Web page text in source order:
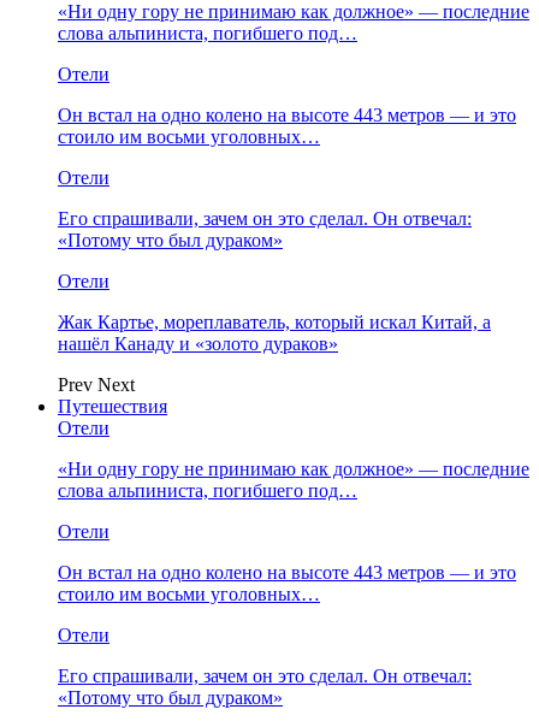
«Ни одну гору не принимаю как должное» — последние
слова альпиниста, погибшего под…
Отели
Он встал на одно колено на высоте 443 метров — и это
стоило им восьми уголовных…
Отели
Его спрашивали, зачем он это сделал. Он отвечал:
«Потому что был дураком»
Отели
Жак Картье, мореплаватель, который искал Китай, а
нашёл Канаду и «золото дураков»
Prev Next
Путешествия
Отели
«Ни одну гору не принимаю как должное» — последние
слова альпиниста, погибшего под…
Отели
Он встал на одно колено на высоте 443 метров — и это
стоило им восьми уголовных…
Отели
Его спрашивали, зачем он это сделал. Он отвечал:
«Потому что был дураком»